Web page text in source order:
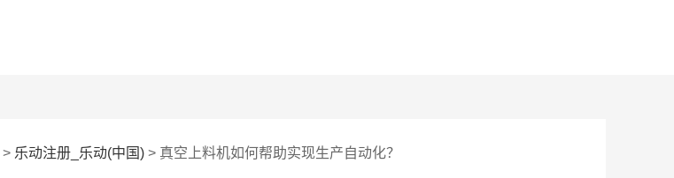
> 乐动注册_乐动(中国) > 真空上料机如何帮助实现生产自动化？